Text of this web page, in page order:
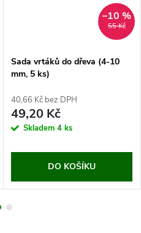
55 Kč
–10 %
Sada vrtáků do dřeva (4-10
mm, 5 ks)
40,66 Kč bez DPH
49,20 Kč
Skladem 4 ks
DO KOŠÍKU